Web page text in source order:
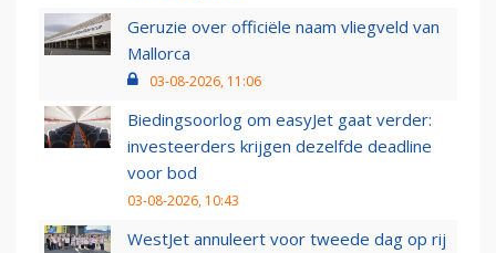
Geruzie over officiële naam vliegveld van
Mallorca
03-08-2026, 11:06
Biedingsoorlog om easyJet gaat verder:
investeerders krijgen dezelfde deadline
voor bod
03-08-2026, 10:43
WestJet annuleert voor tweede dag op rij